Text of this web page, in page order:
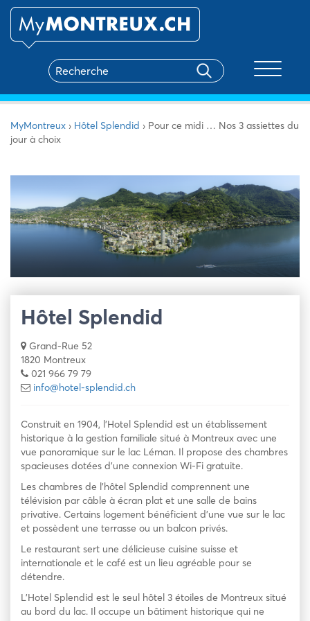
MyMontreux › Hôtel Splendid › Pour ce midi … Nos 3 assiettes du
jour à choix
Hôtel Splendid
Grand-Rue 52
1820 Montreux
021 966 79 79
info@hotel-splendid.ch
Construit en 1904, l’Hotel Splendid est un établissement
historique à la gestion familiale situé à Montreux avec une
vue panoramique sur le lac Léman. Il propose des chambres
spacieuses dotées d’une connexion Wi-Fi gratuite.
Les chambres de l’hôtel Splendid comprennent une
télévision par câble à écran plat et une salle de bains
privative. Certains logement bénéficient d’une vue sur le lac
et possèdent une terrasse ou un balcon privés.
Le restaurant sert une délicieuse cuisine suisse et
internationale et le café est un lieu agréable pour se
détendre.
L’Hotel Splendid est le seul hôtel 3 étoiles de Montreux situé
au bord du lac. Il occupe un bâtiment historique qui ne